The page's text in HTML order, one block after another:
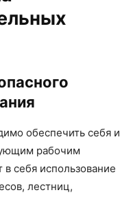
обеспечить себя и
рабочим
себя использование
лестниц,